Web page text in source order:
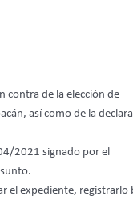
contra de la elección de
así como de la
2021 signado por el
el expediente, registrarlo